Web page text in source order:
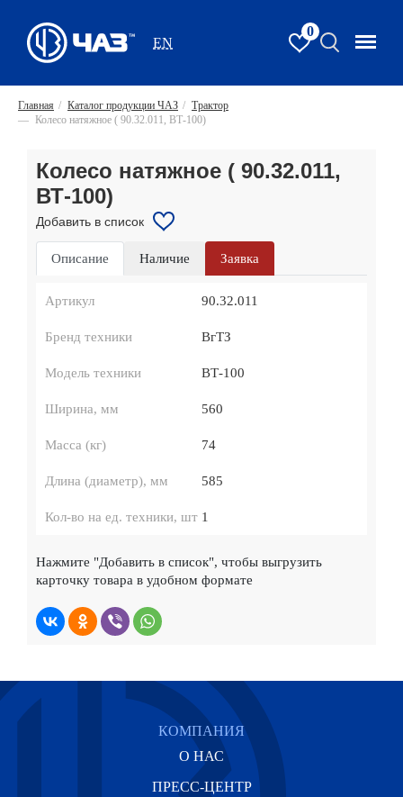
EN
0
Главная / Каталог продукции ЧАЗ / Трактор
— Колесо натяжное ( 90.32.011, ВТ-100)
Колесо натяжное ( 90.32.011,
ВТ-100)
Добавить в список
Описание Наличие Заявка
Артикул 90.32.011
Бренд техники ВгТЗ
Модель техники ВТ-100
Ширина, мм 560
Масса (кг) 74
Длина (диаметр), мм 585
Кол-во на ед. техники, шт 1
Нажмите "Добавить в список", чтобы выгрузить
карточку товара в удобном формате
КОМПАНИЯ
О НАС
ПРЕСС-ЦЕНТР